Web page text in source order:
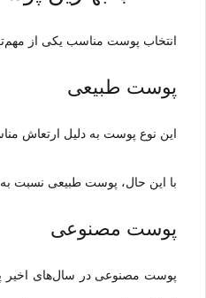
انتخاب پوست مناسب یکی از
پوست طبیعی
این نوع پوست به دلیل ارتعاش
با این حال، پوست طبیعی نسبت
پوست مصنوعی
پوست مصنوعی در سال‌های اخیر